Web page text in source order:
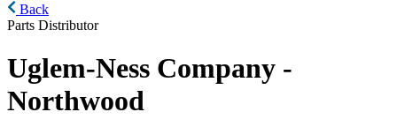
Back
Parts Distributor
Uglem-Ness Company -
Northwood